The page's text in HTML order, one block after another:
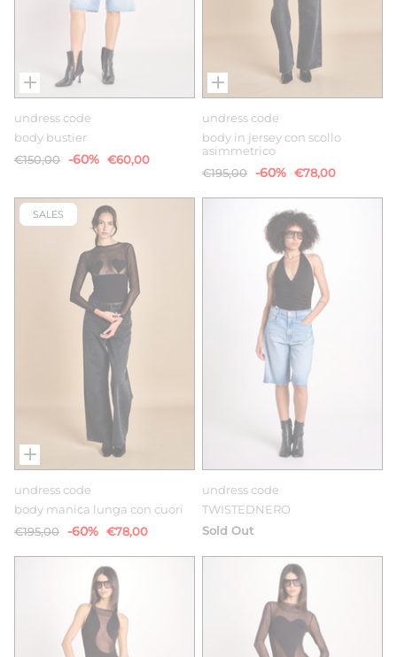
undress code
body bustier
€150,00 -60% €60,00
undress code
body in jersey con scollo
asimmetrico
€195,00 -60% €78,00
SALES
undress code
body manica lunga con cuori
€195,00 -60% €78,00
undress code
TWISTEDNERO
Sold Out